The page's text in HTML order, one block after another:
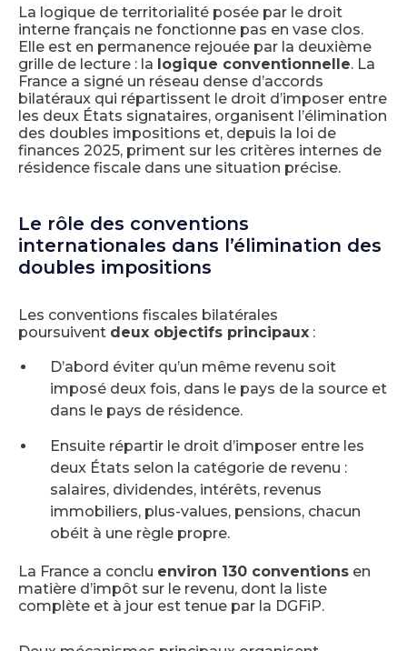
La logique de territorialité posée par le droit
interne français ne fonctionne pas en vase clos.
Elle est en permanence rejouée par la deuxième
grille de lecture : la logique conventionnelle. La
France a signé un réseau dense d’accords
bilatéraux qui répartissent le droit d’imposer entre
les deux États signataires, organisent l’élimination
des doubles impositions et, depuis la loi de
finances 2025, priment sur les critères internes de
résidence fiscale dans une situation précise.
Le rôle des conventions
internationales dans l’élimination des
doubles impositions
Les conventions fiscales bilatérales
poursuivent deux objectifs principaux :
D’abord éviter qu’un même revenu soit
imposé deux fois, dans le pays de la source et
dans le pays de résidence.
Ensuite répartir le droit d’imposer entre les
deux États selon la catégorie de revenu :
salaires, dividendes, intérêts, revenus
immobiliers, plus-values, pensions, chacun
obéit à une règle propre.
La France a conclu environ 130 conventions en
matière d’impôt sur le revenu, dont la liste
complète et à jour est tenue par la DGFiP.